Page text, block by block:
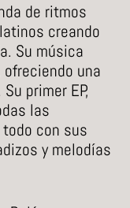
de ritmos
creando
Su música
una
primer EP,
las
con sus
y melodías